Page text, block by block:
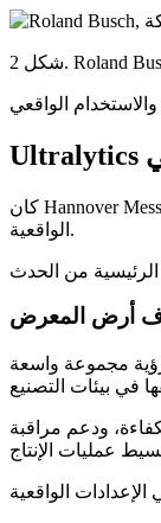
كان Hannover Messe 2026 فرصة رائعة لفريق Ultralytics للتواصل مع مجتمع الذكاء الاصطناعي الصناعي، واستكشاف أحدث التطورات في التصنيع، وعرض كيف يمكن للرؤية الحاسوبية دعم التطبيقات
الواقعية.
أرض المعرض
مجموعة واسعة
ودعم مراقبة